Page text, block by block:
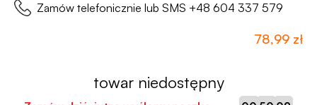
Zamów telefonicznie lub SMS +48 604 337 579
78,99 zł
towar niedostępny